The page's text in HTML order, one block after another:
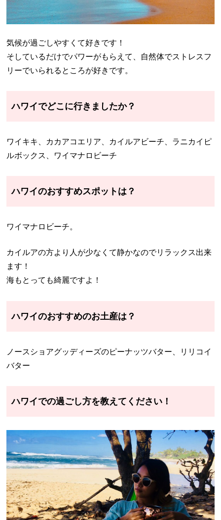
気候が過ごしやすくて好きです！
そしているだけでパワーがもらえて、自然体でストレスフ
リーでいられるところが好きです。
ハワイでどこに行きましたか？
ワイキキ、カカアコエリア、カイルアビーチ、ラニカイピ
ルボックス、ワイマナロビーチ
ハワイのおすすめスポットは？
ワイマナロビーチ。
カイルアの方より人が少なくて静かなのでリラックス出来
ます！
海もとっても綺麗ですよ！
ハワイのおすすめのお土産は？
ノースショアグッディーズのピーナッツバター、リリコイ
バター
ハワイでの過ごし方を教えてください！